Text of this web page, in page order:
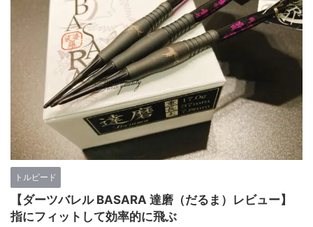
トルピード
【ダーツバレル BASARA 達磨（だるま）レビュー】
指にフィットして効率的に飛ぶ